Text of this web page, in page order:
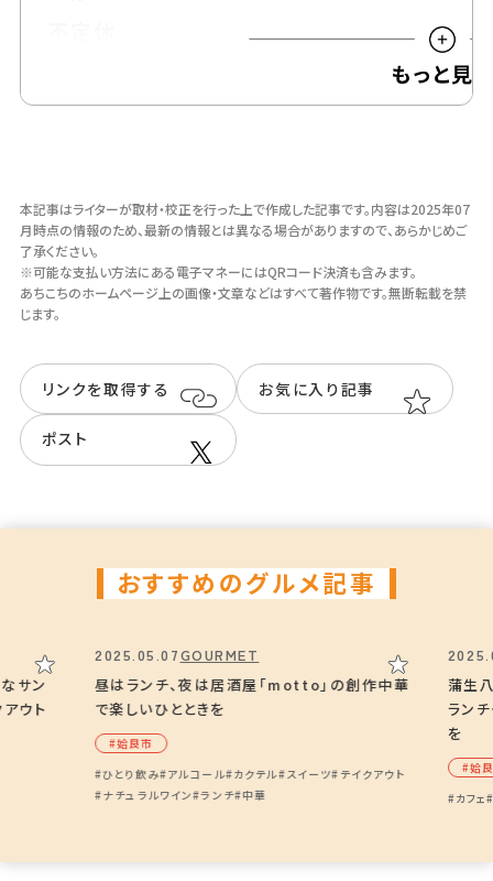
※Instagramの投稿をチェックして
駐車場
有（店舗横15～20台程度）
Instagram
@burger_dante
本記事はライターが取材・校正を行った上で作成した記事です。内容は2025年07
月時点の情報のため、最新の情報とは異なる場合がありますので、あらかじめご
了承ください。
※可能な支払い方法にある電子マネーにはQRコード決済も含みます。
あちこちのホームページ上の画像・⽂章などはすべて著作物です。無断転載を禁
じます。
リンクを取得する お気に入り記事
ポスト
おすすめのグルメ記事
サン
ウト
昼はランチ、夜は居酒屋「motto」の創作中華
で楽しいひとときを
2025.05.07GOURMET
#姶良市
#ひとり飲み#アルコール#カクテル#スイーツ#テイクアウト
#ナチュラルワイン#ランチ#中華
蒲生
ラン
を
#姶
#カフェ